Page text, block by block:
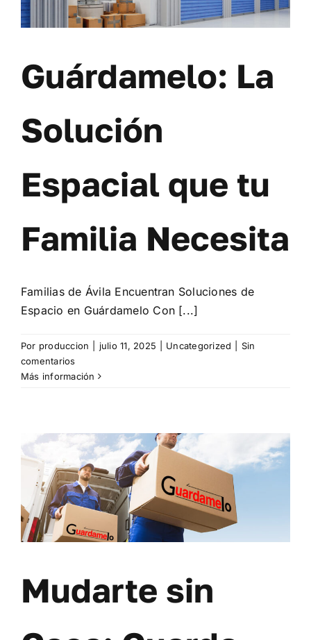
Guárdamelo: La
Solución
Espacial que tu
Familia Necesita
Familias de Ávila Encuentran Soluciones de
Espacio en Guárdamelo Con [...]
Por produccion julio 11, 2025 Uncategorized
Sin
comentarios
Más información
Mudarte sin